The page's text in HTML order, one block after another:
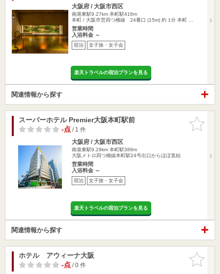
大阪府 / 大阪市西区
南港東駅9.27km 本町駅416m
本町 / 大阪市営四つ橋線 24番口 (15m) 約 1分 本町 …
営業時間
入浴料金 ～
宿泊 女子旅・女子会
楽天トラベルの宿泊プランを見る
関連情報から探す
お気に入
りに追加
スーパーホテル Premier大阪本町駅前
-点/ 1 件
大阪府 / 大阪市西区
南港東駅9.29km 本町駅389m
大阪メトロ四つ橋線本町駅24号出口からほぼ直結
営業時間
入浴料金 ～
宿泊 女子旅・女子会
楽天トラベルの宿泊プランを見る
関連情報から探す
お気に入
りに追加
ホテル アウィーナ大阪
-点/ 0 件